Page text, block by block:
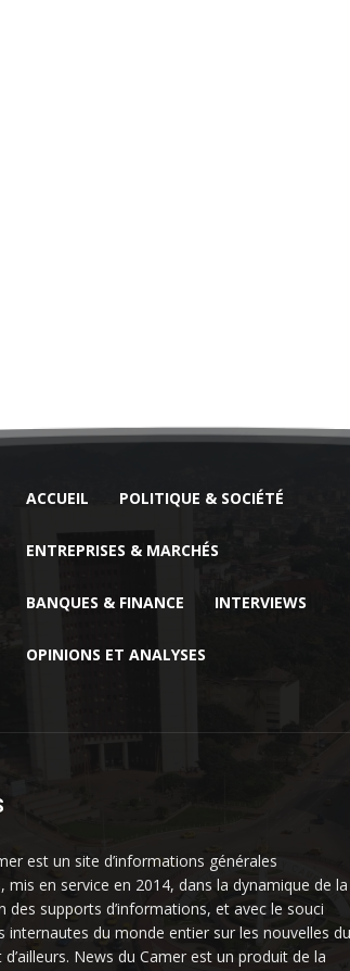
ACCUEIL POLITIQUE & SOCIÉTÉ
ENTREPRISES & MARCHÉS
BANQUES & FINANCE INTERVIEWS
OPINIONS ET ANALYSES
est un site d’informations générales
mis en service en 2014, dans la dynamique de la
des supports d’informations, et avec le souci
internautes du monde entier sur les nouvelles du
News du Camer est un produit de la